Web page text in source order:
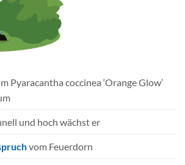
Pyaracantha coccinea ‘Orange Glow’
und hoch wächst er
vom Feuerdorn